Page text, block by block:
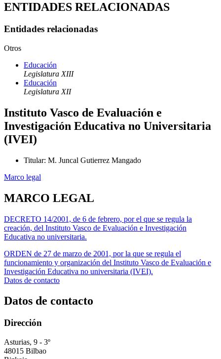
ENTIDADES RELACIONADAS
Entidades relacionadas
Otros
Educación
Legislatura XIII
Educación
Legislatura XII
Instituto Vasco de Evaluación e
Investigación Educativa no Universitaria
(IVEI)
Titular: M. Juncal Gutierrez Mangado
Marco legal
MARCO LEGAL
DECRETO 14/2001, de 6 de febrero, por el que se regula la
creación, del Instituto Vasco de Evaluación e Investigación
Educativa no universitaria.
ORDEN de 27 de marzo de 2001, por la que se regula el
funcionamiento y organización del Instituto Vasco de Evaluación e
Investigación Educativa no universitaria (IVEI).
Datos de contacto
Datos de contacto
Dirección
Asturias, 9 - 3º
48015 Bilbao